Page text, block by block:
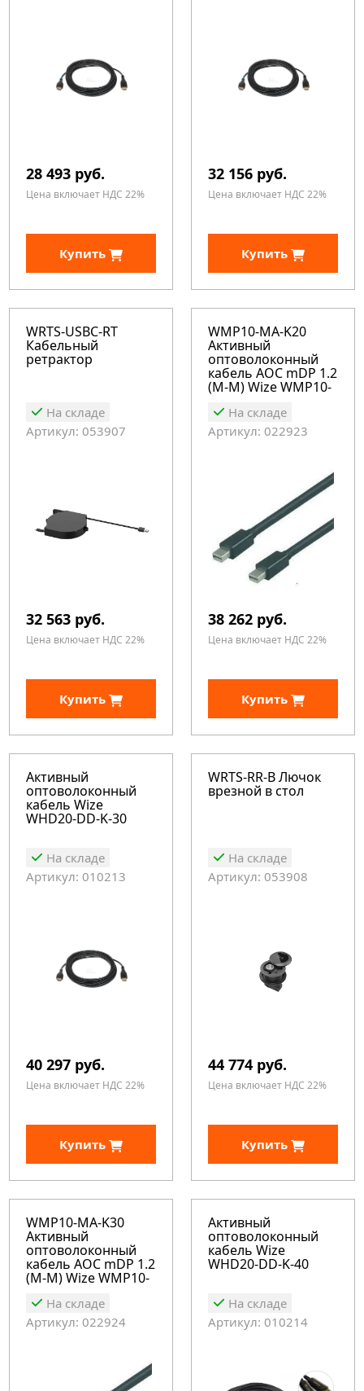
28 493 руб.
Цена включает НДС 22%
Купить
32 156 руб.
Цена включает НДС 22%
Купить
WRTS-USBC-RT
Кабельный
ретрактор
На складе
Артикул: 053907
32 563 руб.
Цена включает НДС 22%
Купить
WMP10-MA-K20
Активный
оптоволоконный
кабель AOC mDP 1.2
(M-M) Wize WMP10-
На складе
Артикул: 022923
38 262 руб.
Цена включает НДС 22%
Купить
Активный
оптоволоконный
кабель Wize
WHD20-DD-K-30
На складе
Артикул: 010213
40 297 руб.
Цена включает НДС 22%
Купить
WRTS-RR-B Лючок
врезной в стол
На складе
Артикул: 053908
44 774 руб.
Цена включает НДС 22%
Купить
WMP10-MA-K30
Активный
оптоволоконный
кабель AOC mDP 1.2
(M-M) Wize WMP10-
На складе
Артикул: 022924
Активный
оптоволоконный
кабель Wize
WHD20-DD-K-40
На складе
Артикул: 010214